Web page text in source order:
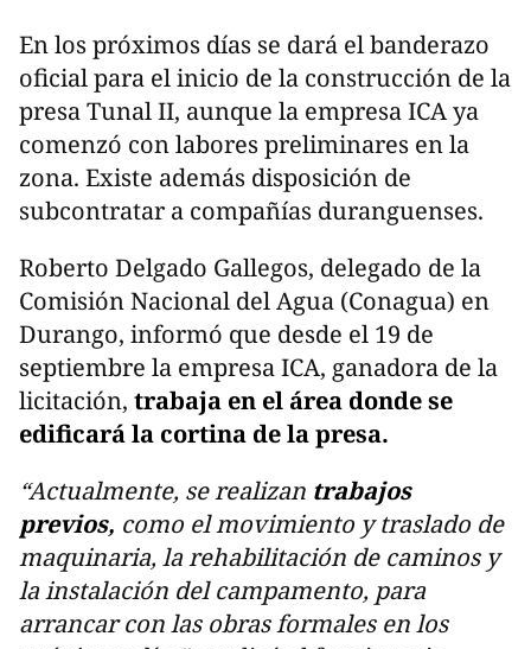
En los próximos días se dará el banderazo
oficial para el inicio de la construcción de la
presa Tunal II, aunque la empresa ICA ya
comenzó con labores preliminares en la
zona. Existe además disposición de
subcontratar a compañías duranguenses.
Roberto Delgado Gallegos, delegado de la
Comisión Nacional del Agua (Conagua) en
Durango, informó que desde el 19 de
septiembre la empresa ICA, ganadora de la
licitación, trabaja en el área donde se
edificará la cortina de la presa.
“Actualmente, se realizan trabajos
previos, como el movimiento y traslado de
maquinaria, la rehabilitación de caminos y
la instalación del campamento, para
arrancar con las obras formales en los